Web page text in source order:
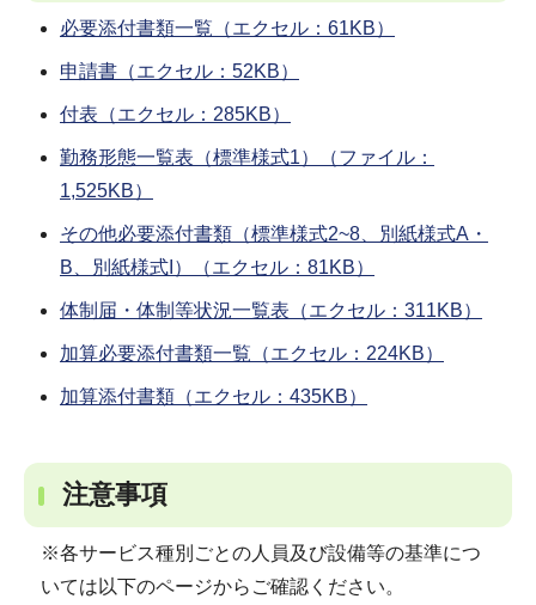
必要添付書類一覧（エクセル：61KB）
申請書（エクセル：52KB）
付表（エクセル：285KB）
勤務形態一覧表（標準様式1）（ファイル：
1,525KB）
その他必要添付書類（標準様式2~8、別紙様式A・
B、別紙様式I）（エクセル：81KB）
体制届・体制等状況一覧表（エクセル：311KB）
加算必要添付書類一覧（エクセル：224KB）
加算添付書類（エクセル：435KB）
注意事項
※各サービス種別ごとの人員及び設備等の基準につ
いては以下のページからご確認ください。